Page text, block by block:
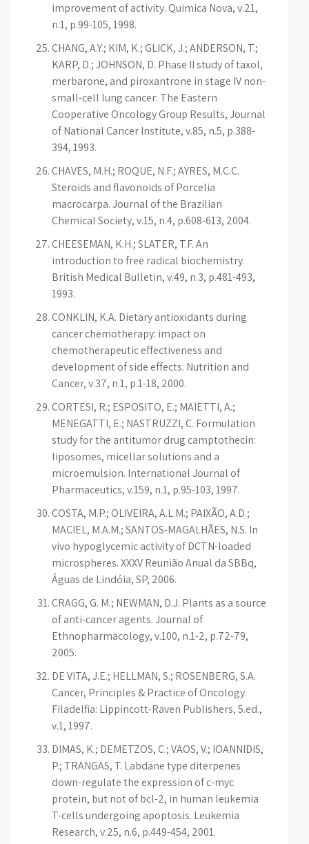
improvement of activity. Quimica Nova, v.21,
n.1, p.99-105, 1998.
CHANG, A.Y.; KIM, K.; GLICK, J.; ANDERSON, T.;
KARP, D.; JOHNSON, D. Phase II study of taxol,
merbarone, and piroxantrone in stage IV non-
small-cell lung cancer: The Eastern
Cooperative Oncology Group Results, Journal
of National Cancer Institute, v.85, n.5, p.388-
394, 1993.
CHAVES, M.H.; ROQUE, N.F.; AYRES, M.C.C.
Steroids and flavonoids of Porcelia
macrocarpa. Journal of the Brazilian
Chemical Society, v.15, n.4, p.608-613, 2004.
CHEESEMAN, K.H.; SLATER, T.F. An
introduction to free radical biochemistry.
British Medical Bulletin, v.49, n.3, p.481-493,
1993.
CONKLIN, K.A. Dietary antioxidants during
cancer chemotherapy: impact on
chemotherapeutic effectiveness and
development of side effects. Nutrition and
Cancer, v.37, n.1, p.1-18, 2000.
CORTESI, R.; ESPOSITO, E.; MAIETTI, A.;
MENEGATTI, E.; NASTRUZZI, C. Formulation
study for the antitumor drug camptothecin:
liposomes, micellar solutions and a
microemulsion. International Journal of
Pharmaceutics, v.159, n.1, p.95-103, 1997.
COSTA, M.P.; OLIVEIRA, A.L.M.; PAIXÃO, A.D.;
MACIEL, M.A.M.; SANTOS-MAGALHÃES, N.S. In
vivo hypoglycemic activity of DCTN-loaded
microspheres. XXXV Reunião Anual da SBBq,
Águas de Lindóia, SP, 2006.
CRAGG, G. M.; NEWMAN, D.J. Plants as a source
of anti-cancer agents. Journal of
Ethnopharmacology, v.100, n.1-2, p.72-79,
2005.
DE VITA, J.E.; HELLMAN, S.; ROSENBERG, S.A.
Cancer, Principles & Practice of Oncology.
Filadelfia: Lippincott-Raven Publishers, 5.ed.,
v.1, 1997.
DIMAS, K.; DEMETZOS, C.; VAOS, V.; IOANNIDIS,
P.; TRANGAS, T. Labdane type diterpenes
down-regulate the expression of c-myc
protein, but not of bcl-2, in human leukemia
T-cells undergoing apoptosis. Leukemia
Research, v.25, n.6, p.449-454, 2001.